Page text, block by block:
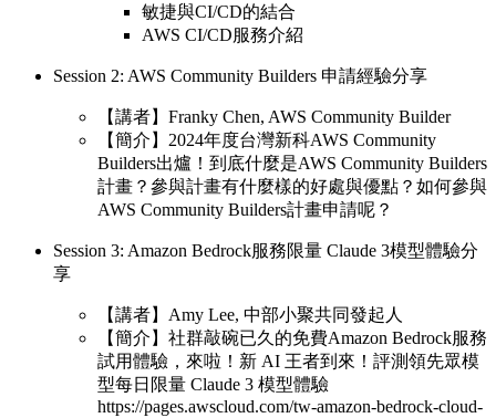
敏捷與CI/CD的結合
AWS CI/CD服務介紹
Session 2: AWS Community Builders 申請經驗分享
【講者】Franky Chen, AWS Community Builder
【簡介】2024年度台灣新科AWS Community
Builders出爐！到底什麼是AWS Community Builders
計畫？參與計畫有什麼樣的好處與優點？如何參與
AWS Community Builders計畫申請呢？
Session 3: Amazon Bedrock服務限量 Claude 3模型體驗分
享
【講者】Amy Lee, 中部小聚共同發起人
【簡介】社群敲碗已久的免費Amazon Bedrock服務
試用體驗，來啦！新 AI 王者到來！評測領先眾模
型每日限量 Claude 3 模型體驗
https://pages.awscloud.com/tw-amazon-bedrock-cloud-